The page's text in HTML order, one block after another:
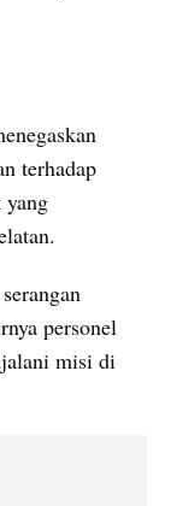
terhadap
yang
personel
misi di